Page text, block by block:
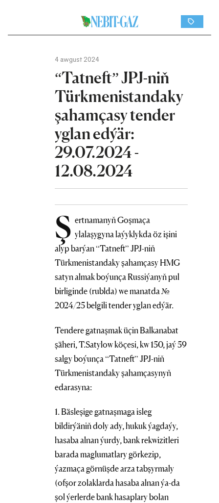
4 awgust 2024
“Tatneft” JPJ-niň
Türkmenistandaky
şahamçasy tender
yglan edýär:
29.07.2024 -
12.08.2024
Ş ertnamanyň Goşmaça
ylalaşygyna laýyklykda öz işini
alyp barýan “Tatneft” JPJ-niň
Türkmenistandaky şahamçasy HMG
satyn almak boýunça Russiýanyň pul
birliginde (rublda) we manatda №
2024/25 belgili tender yglan edýär.
Tendere gatnaşmak üçin Balkanabat
şäheri, T.Satylow köçesi, kw 150, jaý 59
salgy boýunça “Tatneft” JPJ-niň
Türkmenistandaky şahamçasynyň
edarasyna:
1. Bäsleşige gatnaşmaga isleg
bildirýäniň doly ady, hukuk ýagdaýy,
hasaba alnan ýurdy, bank rekwizitleri
barada maglumatlary görkezip,
ýazmaça görnüşde arza tabşyrmaly
(ofşor zolaklarda hasaba alnan ýa-da
şol ýerlerde bank hasaplary bolan